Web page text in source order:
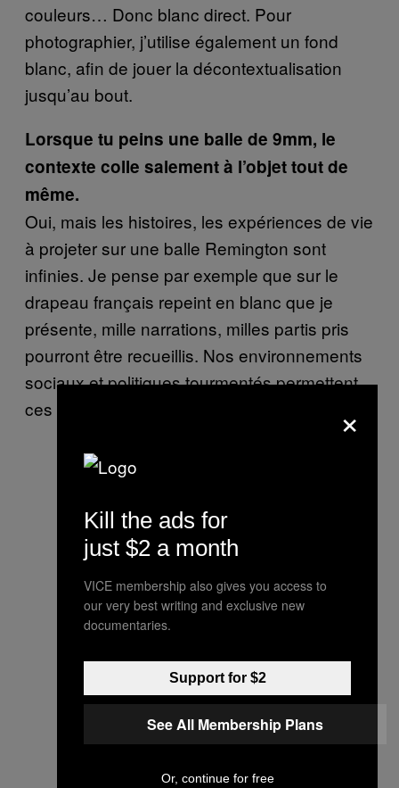
couleurs… Donc blanc direct. Pour
photographier, j’utilise également un fond
blanc, afin de jouer la décontextualisation
jusqu’au bout.
Lorsque tu peins une balle de 9mm, le
contexte colle salement à l’objet tout de
même.
Oui, mais les histoires, les expériences de vie
à projeter sur une balle Remington sont
infinies. Je pense par exemple que sur le
drapeau français repeint en blanc que je
présente, mille narrations, milles partis pris
pourront être recueillis. Nos environnements
sociaux et politiques tourmentés permettent
ces nouvelles interprétations.
×
Kill the ads for
just $2 a month
VICE membership also gives you access to
our very best writing and exclusive new
documentaries.
Support for $2
See All Membership Plans
Or, continue for free